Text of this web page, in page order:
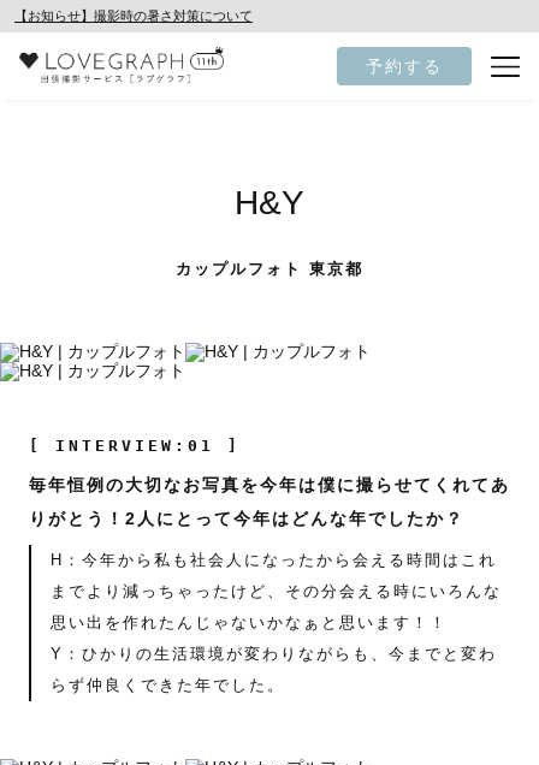
【お知らせ】撮影時の暑さ対策について
予約する
H&Y
カップルフォト 東京都
[ INTERVIEW:01 ]
毎年恒例の大切なお写真を今年は僕に撮らせてくれてあ
りがとう！2人にとって今年はどんな年でしたか？
H：今年から私も社会人になったから会える時間はこれ
までより減っちゃったけど、その分会える時にいろんな
思い出を作れたんじゃないかなぁと思います！！
Y：ひかりの生活環境が変わりながらも、今までと変わ
らず仲良くできた年でした。